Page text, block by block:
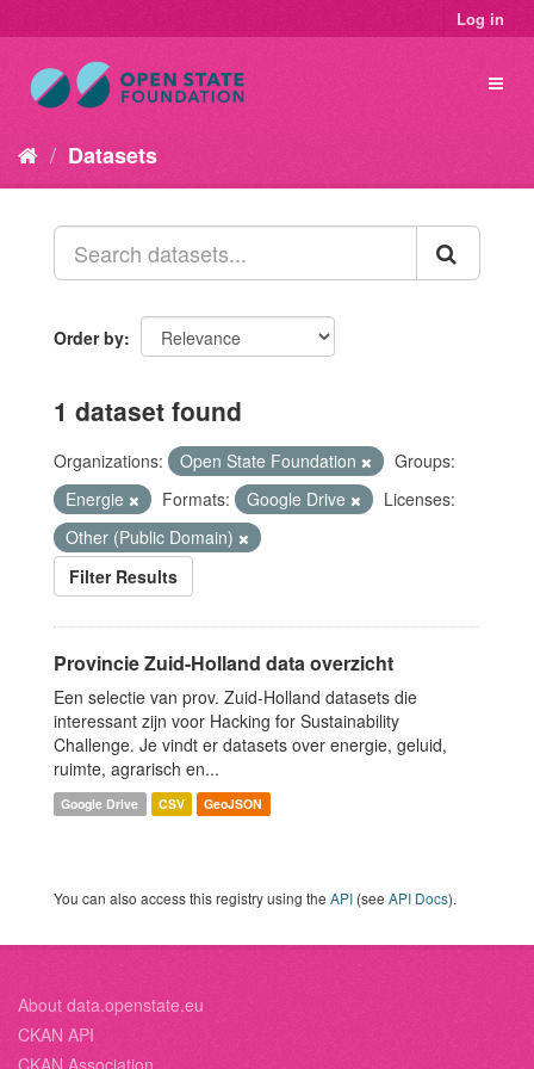
Log in
Datasets
Order by
1 dataset found
Organizations: Open State Foundation
Groups:
Energie
Formats: Google Drive
Licenses:
Other (Public Domain)
Filter Results
Provincie Zuid-Holland data overzicht
Een selectie van prov. Zuid-Holland datasets die
interessant zijn voor Hacking for Sustainability
Challenge. Je vindt er datasets over energie, geluid,
ruimte, agrarisch en...
Google Drive CSV GeoJSON
You can also access this registry using the API (see API Docs).
About data.openstate.eu
CKAN API
CKAN Association